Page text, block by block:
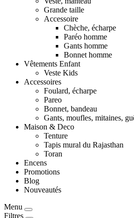
Grande taille
Accessoire
Chèche, écharpe
Paréo homme
Gants homme
Bonnet homme
Vêtements Enfant
Veste Kids
Accessoires
Foulard, écharpe
Pareo
Bonnet, bandeau
Gants, moufles, mitaines,
Maison & Deco
Tenture
Tapis mural du Rajasthan
Toran
Encens
Promotions
Blog
Nouveautés
Menu
Filtres